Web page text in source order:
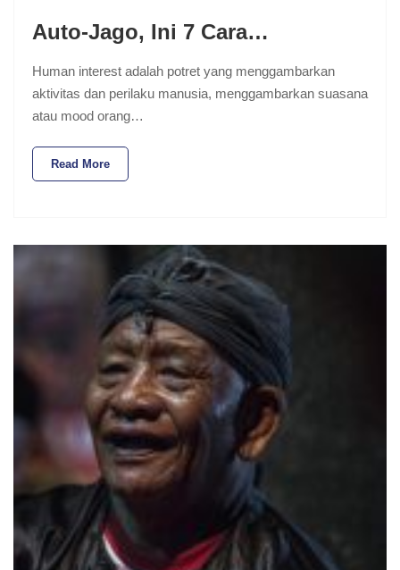
Auto-Jago, Ini 7 Cara…
Human interest adalah potret yang menggambarkan
aktivitas dan perilaku manusia, menggambarkan suasana
atau mood orang…
Read More